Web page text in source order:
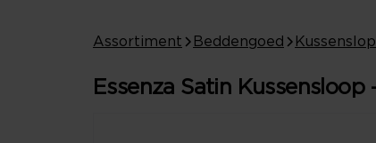
Assortiment Beddengoed
Essenza Satin